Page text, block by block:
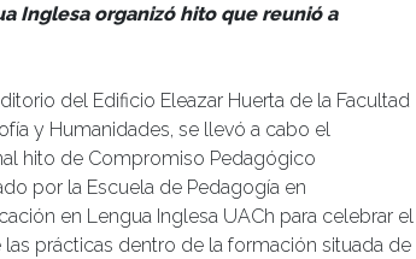
Inglesa organizó hito que reunió a
del Edificio Eleazar Huerta de la Facultad
y Humanidades, se llevó a cabo el
hito de Compromiso Pedagógico
por la Escuela de Pedagogía en
en Lengua Inglesa UACh para celebrar el
las prácticas dentro de la formación situada de